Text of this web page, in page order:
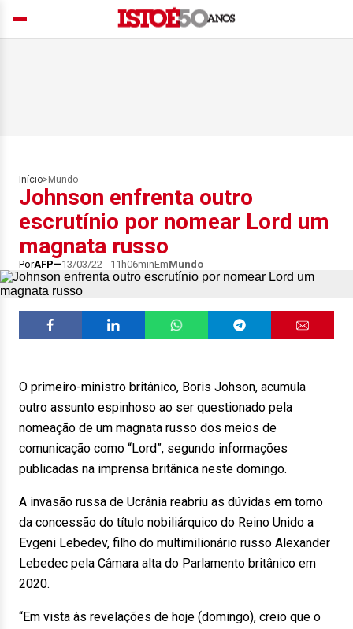
Início> Mundo
Johnson enfrenta outro
escrutínio por nomear Lord um
magnata russo
PorAFP 13/03/22 - 11h06minEmMundo
O primeiro-ministro britânico, Boris Johson, acumula
outro assunto espinhoso ao ser questionado pela
nomeação de um magnata russo dos meios de
comunicação como “Lord”, segundo informações
publicadas na imprensa britânica neste domingo.
A invasão russa de Ucrânia reabriu as dúvidas em torno
da concessão do título nobiliárquico do Reino Unido a
Evgeni Lebedev, filho do multimilionário russo Alexander
Lebedec pela Câmara alta do Parlamento britânico em
2020.
“Em vista às revelações de hoje (domingo), creio que o